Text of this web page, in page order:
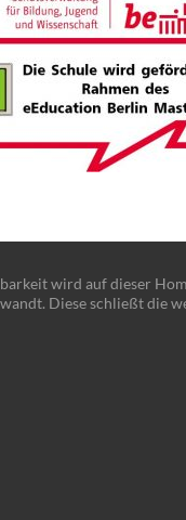
wird auf dieser
Diese schließt die